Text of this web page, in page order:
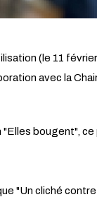
(le 11
avec la
bougent",
"Un cliché